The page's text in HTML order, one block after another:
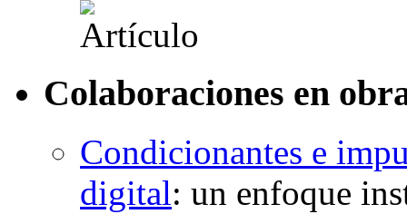
Colaboraciones en
Condicionantes e
digital: un enfoque